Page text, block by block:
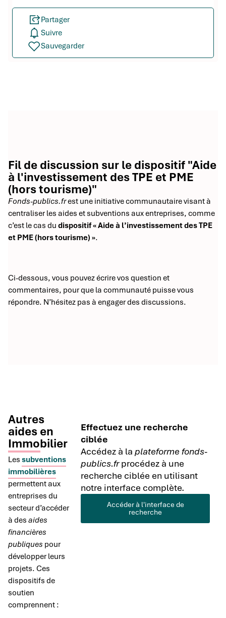
Partager
Suivre
Sauvegarder
Fil de discussion sur le dispositif "Aide
à l'investissement des TPE et PME
(hors tourisme)"
Fonds-publics.frest une initiative communautaire visant à
centraliser les aides et subventions aux entreprises, comme
c’est le cas du dispositif « Aide à l’investissement des TPE
et PME (hors tourisme) ».
Ci-dessous, vous pouvez écrire vos question et
commentaires, pour que la communauté puisse vous
répondre. N’hésitez pas à engager des discussions.
Autres
aides en
Immobilier
Les subventions
immobilières
permettent aux
entreprises du
secteur d’accéder
à des aides
financières
publiques pour
développer leurs
projets. Ces
dispositifs de
soutien
comprennent :
Effectuez une recherche
ciblée
Accédez à laplateforme fonds-
publics.frprocédez à une
recherche ciblée en utilisant
notre interface complète.
Accéder à l'interface de
recherche